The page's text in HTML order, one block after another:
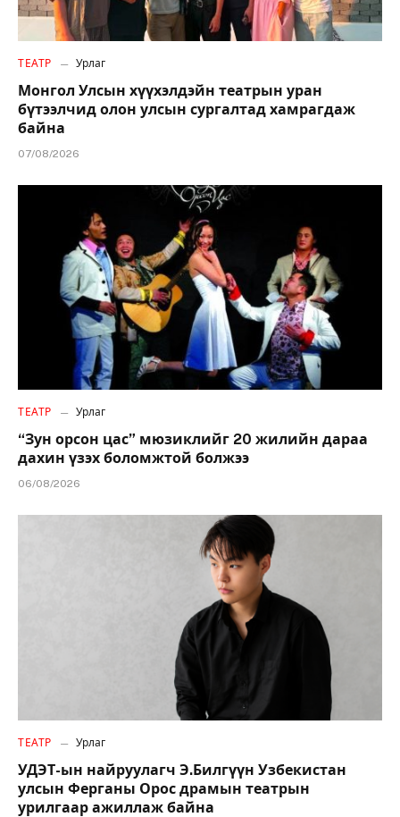
ТЕАТР Урлаг
Монгол Улсын хүүхэлдэйн театрын уран
бүтээлчид олон улсын сургалтад хамрагдаж
байна
07/08/2026
ТЕАТР Урлаг
“Зун орсон цас” мюзиклийг 20 жилийн дараа
дахин үзэх боломжтой болжээ
06/08/2026
ТЕАТР Урлаг
УДЭТ-ын найруулагч Э.Билгүүн Узбекистан
улсын Ферганы Орос драмын театрын
урилгаар ажиллаж байна